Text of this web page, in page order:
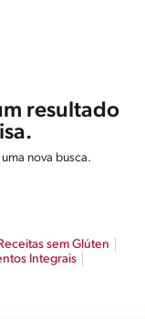
resultado
nova busca.
sem Glúten
Integrais